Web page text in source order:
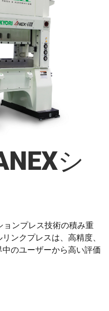
シ
ンプレス技術の積み重
ンクプレスは、高精度、
のユーザーから高い評価